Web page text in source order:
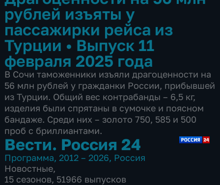
рублей изъяты у
пассажирки рейса из
Турции •Выпуск 11
февраля 2025 года
В Сочи таможенники изъяли драгоценности на
56 млн рублей у гражданки России, прибывшей
из Турции. Общий вес контрабанды – 6,5 кг,
изделия были спрятаны в сумочке и поясном
бандаже. Среди них – золото 750, 585 и 500
проб с бриллиантами.
Вести. Россия 24
Программа, 2012 – 2026, Россия
Новостные,
15 сезонов, 51966 выпусков